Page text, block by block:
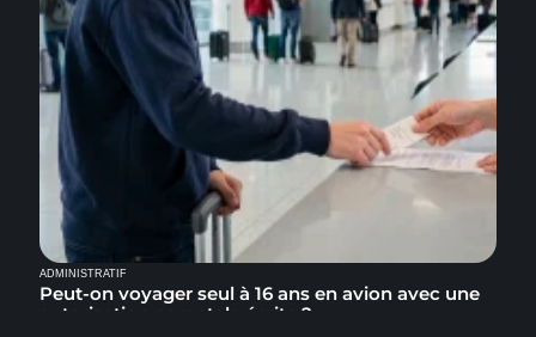
ADMINISTRATIF
Peut-on voyager seul à 16 ans en avion avec une
autorisation parentale écrite ?